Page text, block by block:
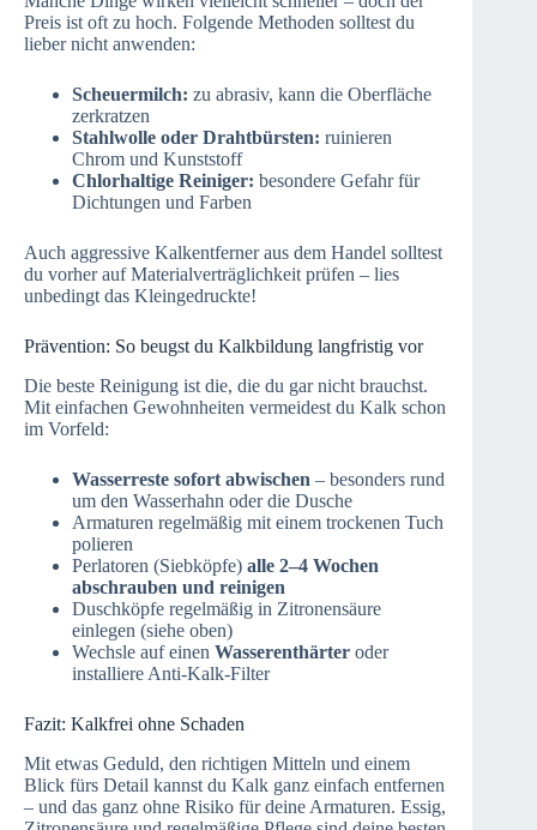
Preis ist oft zu hoch. Folgende Methoden solltest du
lieber nicht anwenden:
Scheuermilch: zu abrasiv, kann die Oberfläche
zerkratzen
Stahlwolle oder Drahtbürsten: ruinieren
Chrom und Kunststoff
Chlorhaltige Reiniger: besondere Gefahr für
Dichtungen und Farben
Auch aggressive Kalkentferner aus dem Handel solltest
du vorher auf Materialverträglichkeit prüfen – lies
unbedingt das Kleingedruckte!
Prävention: So beugst du Kalkbildung langfristig vor
Die beste Reinigung ist die, die du gar nicht brauchst.
Mit einfachen Gewohnheiten vermeidest du Kalk schon
im Vorfeld:
Wasserreste sofort abwischen – besonders rund
um den Wasserhahn oder die Dusche
Armaturen regelmäßig mit einem trockenen Tuch
polieren
Perlatoren (Siebköpfe) alle 2–4 Wochen
abschrauben und reinigen
Duschköpfe regelmäßig in Zitronensäure
einlegen (siehe oben)
Wechsle auf einen Wasserenthärter oder
installiere Anti-Kalk-Filter
Fazit: Kalkfrei ohne Schaden
Mit etwas Geduld, den richtigen Mitteln und einem
Blick fürs Detail kannst du Kalk ganz einfach entfernen
– und das ganz ohne Risiko für deine Armaturen. Essig,